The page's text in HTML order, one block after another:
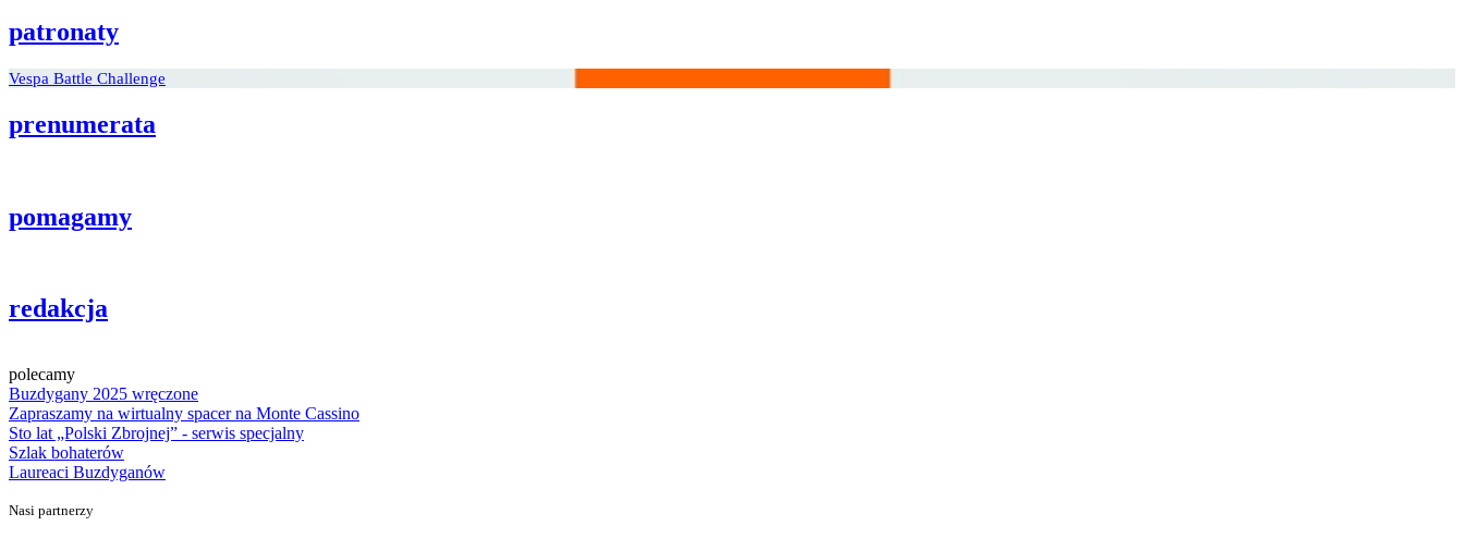
patronaty
Vespa Battle Challenge
prenumerata
pomagamy
redakcja
polecamy
Buzdygany 2025 wręczone
Zapraszamy na wirtualny spacer na Monte Cassino
Sto lat „Polski Zbrojnej” - serwis specjalny
Szlak bohaterów
Laureaci Buzdyganów
Nasi partnerzy